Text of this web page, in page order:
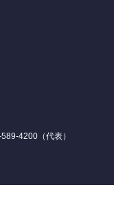
4200（代表）